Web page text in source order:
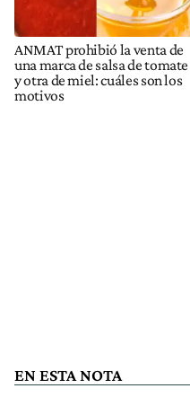
ANMAT prohibió la venta de
una marca de salsa de tomate
y otra de miel: cuáles son los
motivos
EN ESTA NOTA